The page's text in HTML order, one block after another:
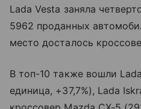
Lada Vesta заняла
5962 проданных
место досталось
В топ-10 также вошли
единица, +37,7%), Lada